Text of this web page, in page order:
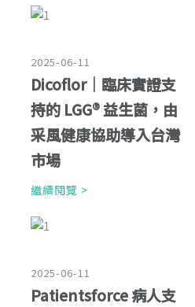
2025-06-11
Dicoflor｜臨床實證支
持的 LGG® 益生菌，由
采風健康協助導入台灣
市場
繼續閱覽 >
2025-06-11
Patientsforce 病人支